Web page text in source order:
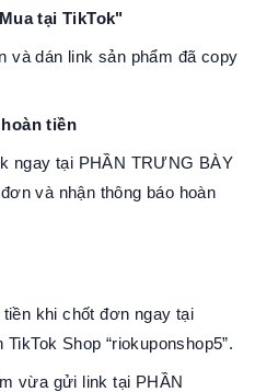
tại TikTok"
và dán link sản phẩm đã copy
tiền
ngay tại PHẦN TRƯNG BÀY
và nhận thông báo hoàn
khi chốt đơn ngay tại
Shop “riokuponshop5”.
vừa gửi link tại PHẦN